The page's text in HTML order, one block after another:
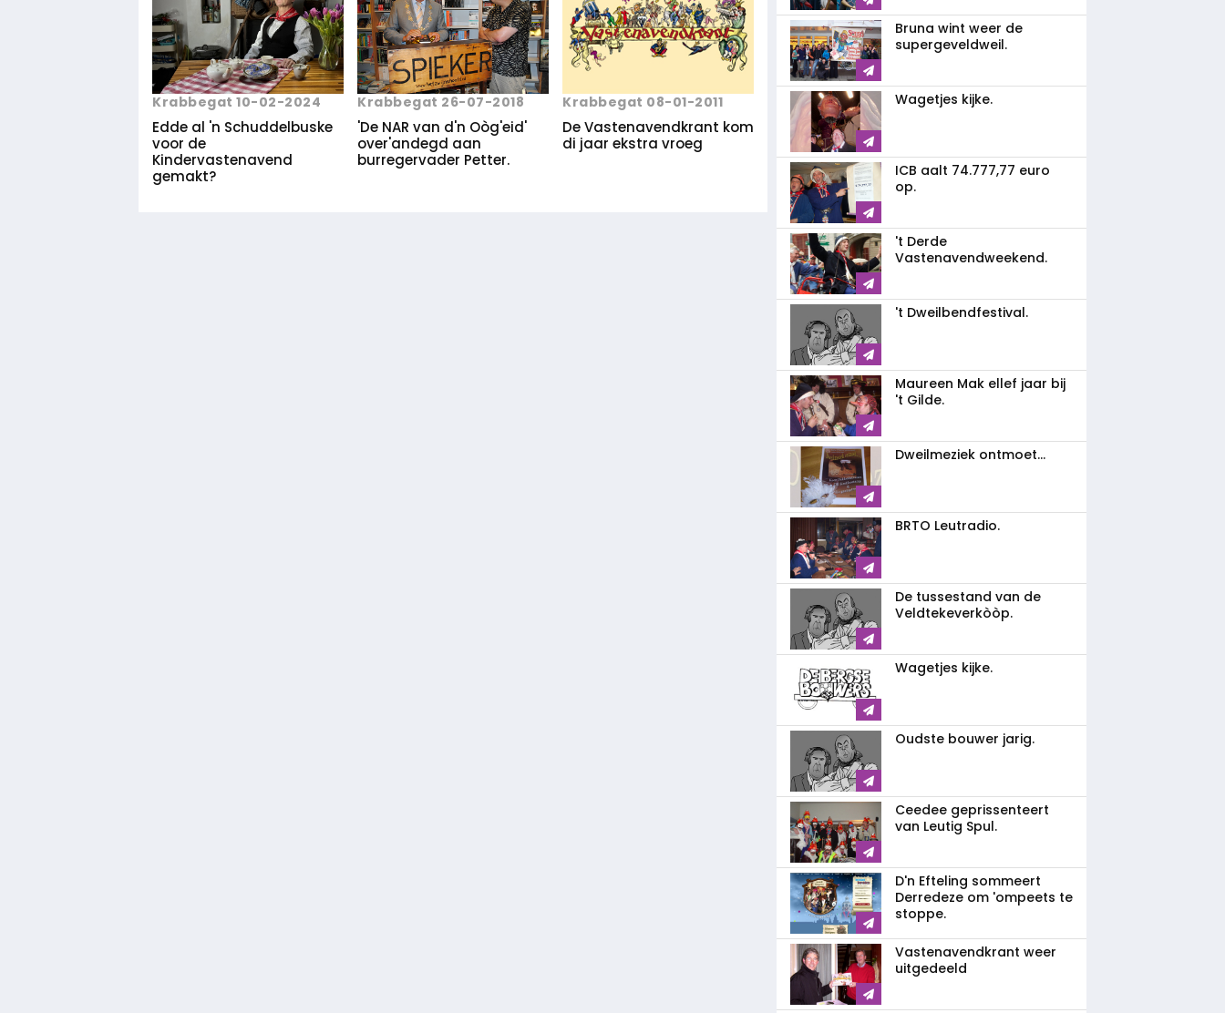
Krabbegat 10-02-2024
Edde al 'n Schuddelbuske
voor de
Kindervastenavend
gemakt?
Krabbegat 26-07-2018
'De NAR van d'n Oòg'eid'
over'andegd aan
burregervader Petter.
Krabbegat 08-01-2011
De Vastenavendkrant kom
di jaar ekstra vroeg
Bruna wint weer de
supergeveldweil.
Wagetjes kijke.
ICB aalt 74.777,77 euro
op.
't Derde
Vastenavendweekend.
't Dweilbendfestival.
Maureen Mak ellef jaar bij
't Gilde.
Dweilmeziek ontmoet...
BRTO Leutradio.
De tussestand van de
Veldtekeverkòòp.
Wagetjes kijke.
Oudste bouwer jarig.
Ceedee geprissenteert
van Leutig Spul.
D'n Efteling sommeert
Derredeze om 'ompeets te
stoppe.
Vastenavendkrant weer
uitgedeeld